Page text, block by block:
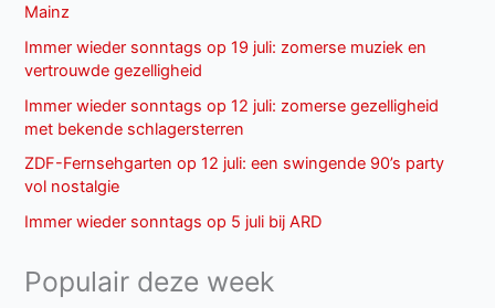
Mainz
Immer wieder sonntags op 19 juli: zomerse muziek en
vertrouwde gezelligheid
Immer wieder sonntags op 12 juli: zomerse gezelligheid
met bekende schlagersterren
ZDF-Fernsehgarten op 12 juli: een swingende 90’s party
vol nostalgie
Immer wieder sonntags op 5 juli bij ARD
Populair deze week